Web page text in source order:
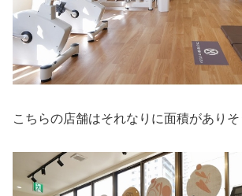
こちらの店舗はそれなりに面積がありそ